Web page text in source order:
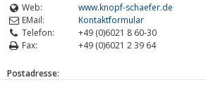
Web:
www.knopf-schaefer.de
EMail:
Kontaktformular
Telefon:
+49 (0)6021 8 60-30
Fax:
+49 (0)6021 2 39 64
Postadresse: